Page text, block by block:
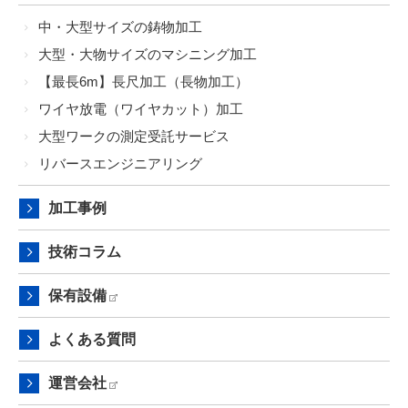
中・大型サイズの鋳物加工
大型・大物サイズのマシニング加工
【最長6m】長尺加工（長物加工）
ワイヤ放電（ワイヤカット）加工
大型ワークの測定受託サービス
リバースエンジニアリング
加工事例
技術コラム
保有設備
よくある質問
運営会社